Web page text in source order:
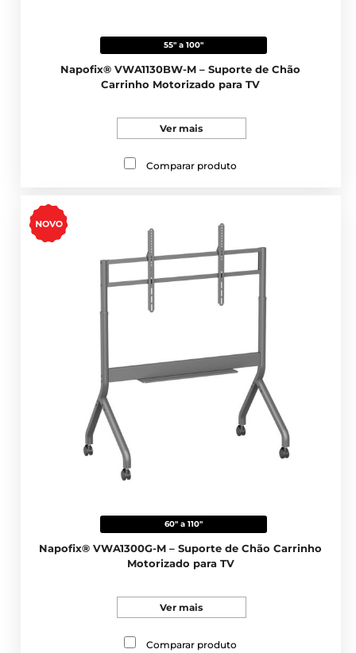
55" a 100"
Napofix® VWA1130BW-M – Suporte de Chão
Carrinho Motorizado para TV
Ver mais
Comparar produto
60" a 110"
Napofix® VWA1300G-M – Suporte de Chão Carrinho
Motorizado para TV
Ver mais
Comparar produto